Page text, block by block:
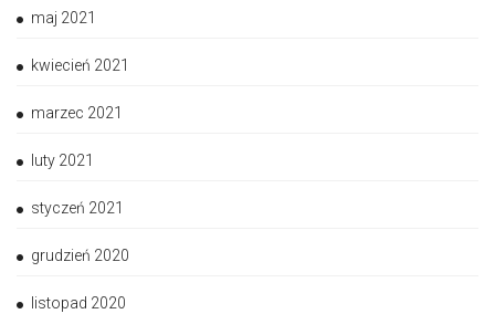
maj 2021
kwiecień 2021
marzec 2021
luty 2021
styczeń 2021
grudzień 2020
listopad 2020